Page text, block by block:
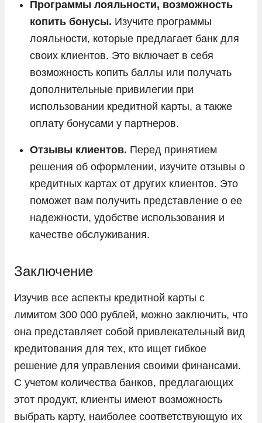
Программы лояльности, возможность
копить бонусы. Изучите программы
лояльности, которые предлагает банк для
своих клиентов. Это включает в себя
возможность копить баллы или получать
дополнительные привилегии при
использовании кредитной карты, а также
оплату бонусами у партнеров.
Отзывы клиентов. Перед принятием
решения об оформлении, изучите отзывы о
кредитных картах от других клиентов. Это
поможет вам получить представление о ее
надежности, удобстве использования и
качестве обслуживания.
Заключение
Изучив все аспекты кредитной карты с
лимитом 300 000 рублей, можно заключить, что
она представляет собой привлекательный вид
кредитования для тех, кто ищет гибкое
решение для управления своими финансами.
С учетом количества банков, предлагающих
этот продукт, клиенты имеют возможность
выбрать карту, наиболее соответствующую их